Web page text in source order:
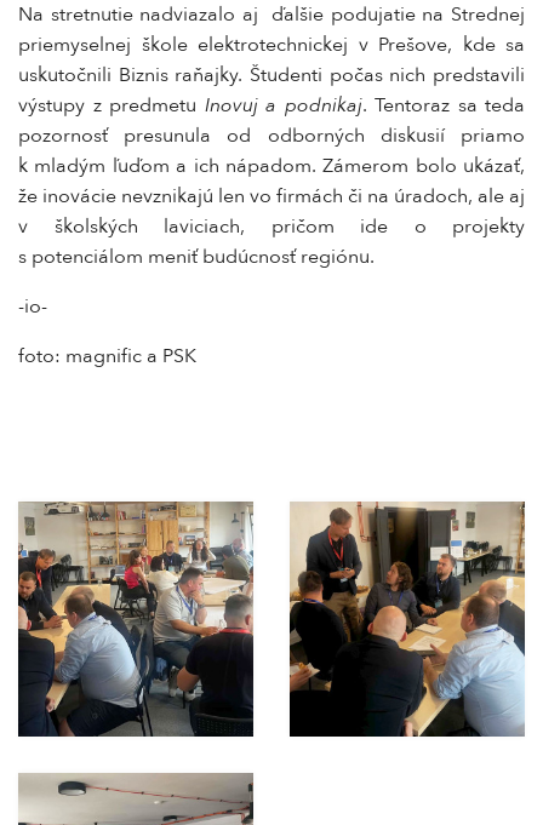
Na stretnutie nadviazalo aj ďalšie podujatie na Strednej
priemyselnej škole elektrotechnickej v Prešove, kde sa
uskutočnili Biznis raňajky. Študenti počas nich predstavili
výstupy z predmetu Inovuj a podnikaj. Tentoraz sa teda
pozornosť presunula od odborných diskusií priamo
k mladým ľuďom a ich nápadom. Zámerom bolo ukázať,
že inovácie nevznikajú len vo firmách či na úradoch, ale aj
v školských laviciach, pričom ide o projekty
s potenciálom meniť budúcnosť regiónu.
-io-
foto: magnific a PSK